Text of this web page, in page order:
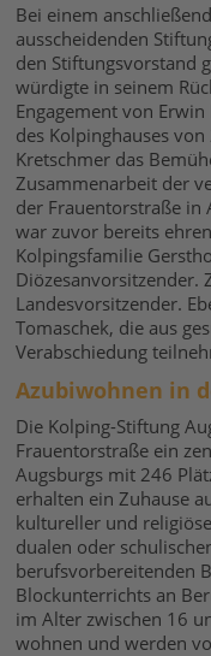
Bei einem
ausscheidenden
den Stiftungsvorstand
würdigte in seinem
Engagement von
des Kolpinghauses
Kretschmer das
Zusammenarbeit der
der Frauentorstraße in
war zuvor bereits
Kolpingsfamilie
Diözesanvorsitzender.
Landesvorsitzender.
Tomaschek, die aus
Verabschiedung
Azubiwohnen in
Die Kolping-Stiftung
Frauentorstraße ein
Augsburgs mit 246
erhalten ein Zuhause
kultureller und
dualen oder
berufsvorbereitenden
Blockunterrichts an
im Alter zwischen 16
wohnen und werden